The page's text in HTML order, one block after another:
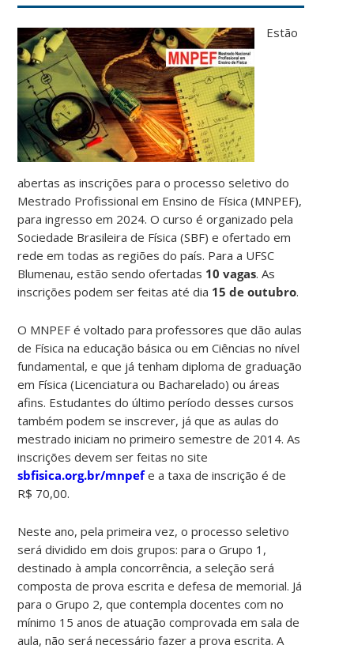
Estão
abertas as inscrições para o processo seletivo do
Mestrado Profissional em Ensino de Física (MNPEF),
para ingresso em 2024. O curso é organizado pela
Sociedade Brasileira de Física (SBF) e ofertado em
rede em todas as regiões do país. Para a UFSC
Blumenau, estão sendo ofertadas 10 vagas. As
inscrições podem ser feitas até dia 15 de outubro.
O MNPEF é voltado para professores que dão aulas
de Física na educação básica ou em Ciências no nível
fundamental, e que já tenham diploma de graduação
em Física (Licenciatura ou Bacharelado) ou áreas
afins. Estudantes do último período desses cursos
também podem se inscrever, já que as aulas do
mestrado iniciam no primeiro semestre de 2014. As
inscrições devem ser feitas no site
sbfisica.org.br/mnpefe a taxa de inscrição é de
R$ 70,00.
Neste ano, pela primeira vez, o processo seletivo
será dividido em dois grupos: para o Grupo 1,
destinado à ampla concorrência, a seleção será
composta de prova escrita e defesa de memorial. Já
para o Grupo 2, que contempla docentes com no
mínimo 15 anos de atuação comprovada em sala de
aula, não será necessário fazer a prova escrita. A